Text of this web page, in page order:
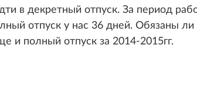
в декретный отпуск. За период
отпуск у нас 36 дней. Обязаны
и полный отпуск за 2014-2015гг.